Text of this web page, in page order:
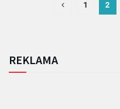
1 2
REKLAMA